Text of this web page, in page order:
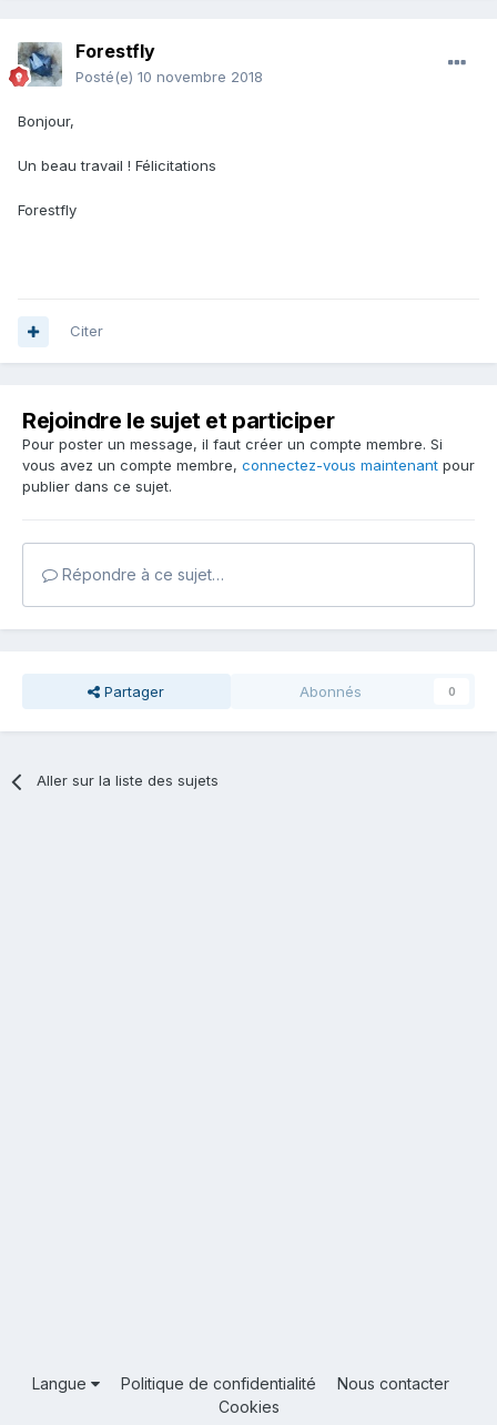
Forestfly
Posté(e) 10 novembre 2018
Bonjour,
Un beau travail ! Félicitations
Forestfly
Citer
Rejoindre le sujet et participer
Pour poster un message, il faut créer un compte membre. Si
vous avez un compte membre, connectez-vous maintenant pour
publier dans ce sujet.
Répondre à ce sujet…
Partager Abonnés 0
Aller sur la liste des sujets
Langue Politique de confidentialité
Nous contacter
Cookies